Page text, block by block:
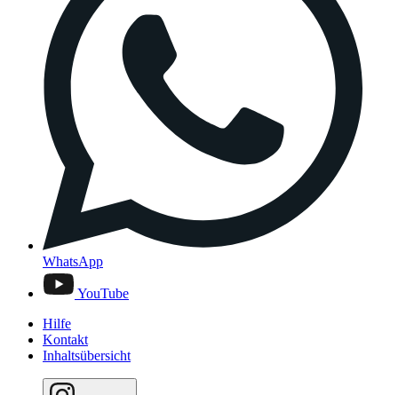
WhatsApp
YouTube
Hilfe
Kontakt
Inhaltsübersicht